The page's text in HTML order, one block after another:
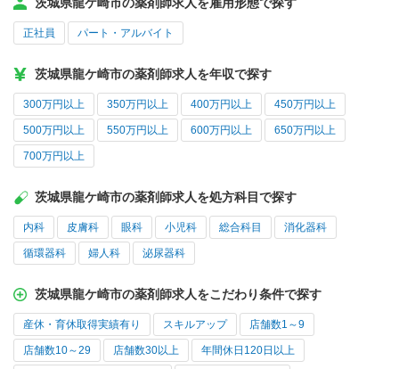
茨城県龍ケ崎市の薬剤師求人を雇用形態で探す
正社員 パート・アルバイト
茨城県龍ケ崎市の薬剤師求人を年収で探す
300万円以上 350万円以上 400万円以上 450万円以上
500万円以上 550万円以上 600万円以上 650万円以上
700万円以上
茨城県龍ケ崎市の薬剤師求人を処方科目で探す
内科 皮膚科 眼科 小児科 総合科目 消化器科
循環器科 婦人科 泌尿器科
茨城県龍ケ崎市の薬剤師求人をこだわり条件で探す
産休・育休取得実績有り スキルアップ 店舗数1～9
店舗数10～29 店舗数30以上 年間休日120日以上